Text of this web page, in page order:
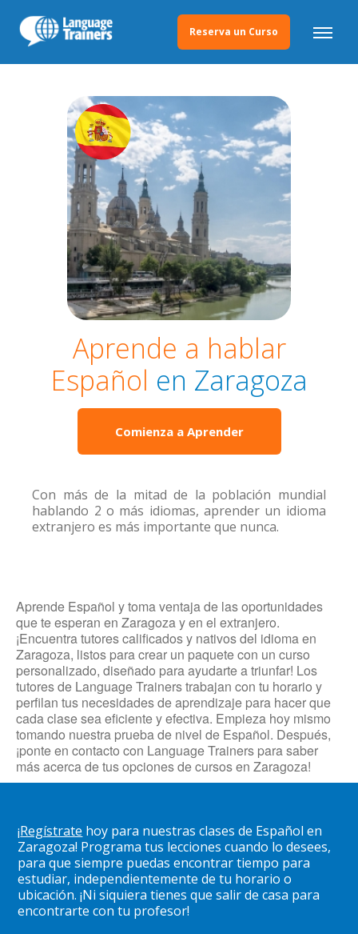
Reserva un Curso
Aprende a hablar
Español en Zaragoza
Comienza a Aprender
Con más de la mitad de la población mundial
hablando 2 o más idiomas, aprender un idioma
extranjero es más importante que nunca.
Aprende Español y toma ventaja de las oportunidades
que te esperan en Zaragoza y en el extranjero.
¡Encuentra tutores calificados y nativos del idioma en
Zaragoza, listos para crear un paquete con un curso
personalizado, diseñado para ayudarte a triunfar! Los
tutores de Language Trainers trabajan con tu horario y
perfilan tus necesidades de aprendizaje para hacer que
cada clase sea eficiente y efectiva. Empieza hoy mismo
tomando nuestra prueba de nivel de Español. Después,
¡ponte en contacto con Language Trainers para saber
más acerca de tus opciones de cursos en Zaragoza!
¡Regístrate hoy para nuestras clases de Español en
Zaragoza! Programa tus lecciones cuando lo desees,
para que siempre puedas encontrar tiempo para
estudiar, independientemente de tu horario o
ubicación. ¡Ni siquiera tienes que salir de casa para
encontrarte con tu profesor!